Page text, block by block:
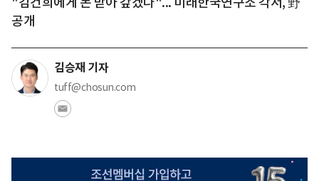
공개
김승재 기자
tuff@chosun.com